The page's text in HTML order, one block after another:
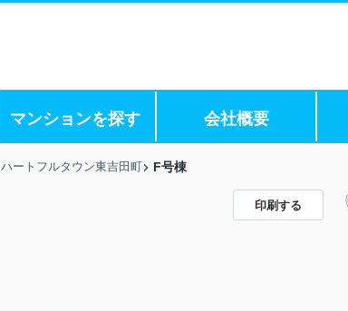
マンションを探す 会社概要
ハートフルタウン東吉田町 F号棟
印刷する